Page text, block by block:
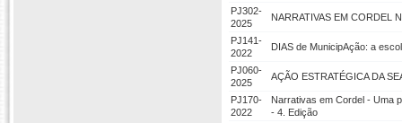
PJ302-
2025
NARRATIVAS EM CORDEL
PJ141-
2022
DIAS de MunicipAção: a
PJ060-
2025
AÇÃO ESTRATÉGICA DA
PJ170-
2022
Narrativas em Cordel - Uma
- 4. Edição